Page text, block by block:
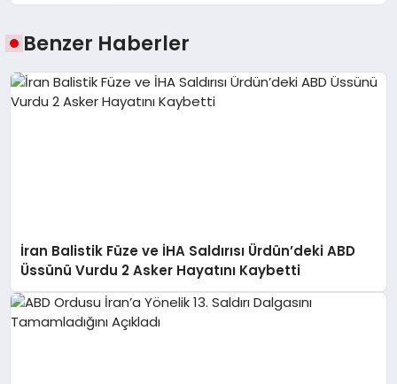
Benzer Haberler
İran Balistik Füze ve İHA Saldırısı Ürdün’deki ABD
Üssünü Vurdu 2 Asker Hayatını Kaybetti